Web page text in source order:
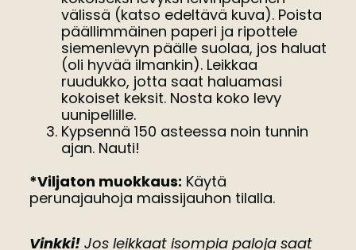
välissä (katso edeltävä kuva). Poista
päällimmäinen paperi ja ripottele
siemenlevyn päälle suolaa, jos haluat
(oli hyvää ilmankin). Leikkaa
ruudukko, jotta saat haluamasi
kokoiset keksit. Nosta koko levy
uunipellille.
Kypsennä 150 asteessa noin tunnin
ajan. Nauti!
*Viljaton muokkaus: Käytä
perunajauhoja maissijauhon tilalla.
Vinkki!Jos leikkaat isompia paloja saat